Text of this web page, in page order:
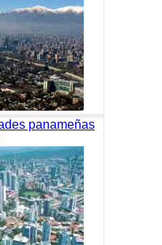
panameñas